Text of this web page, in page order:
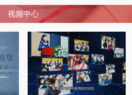
视频中心